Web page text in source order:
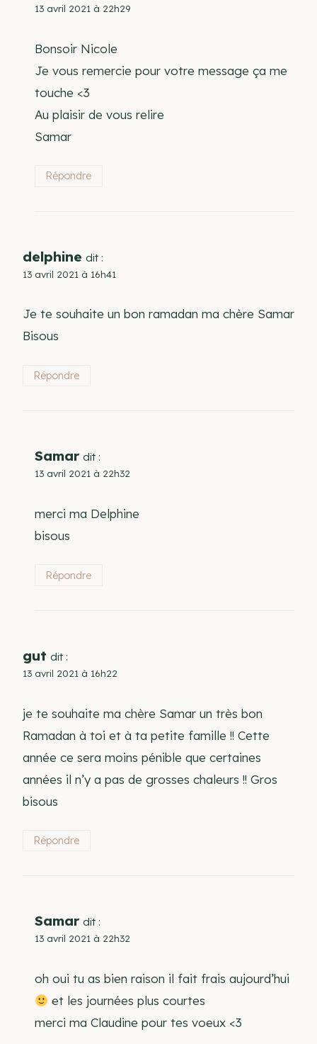
13 avril 2021 à 22h29
Bonsoir Nicole
Je vous remercie pour votre message ça me
touche <3
Au plaisir de vous relire
Samar
Répondre
delphine dit :
13 avril 2021 à 16h41
Je te souhaite un bon ramadan ma chère Samar
Bisous
Répondre
Samar dit :
13 avril 2021 à 22h32
merci ma Delphine
bisous
Répondre
gut dit :
13 avril 2021 à 16h22
je te souhaite ma chère Samar un très bon
Ramadan à toi et à ta petite famille !! Cette
année ce sera moins pénible que certaines
années il n’y a pas de grosses chaleurs !! Gros
bisous
Répondre
Samar dit :
13 avril 2021 à 22h32
oh oui tu as bien raison il fait frais aujourd’hui
et les journées plus courtes
merci ma Claudine pour tes voeux <3